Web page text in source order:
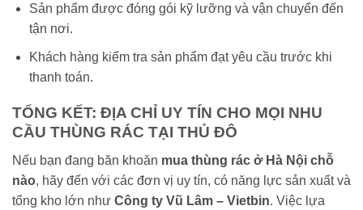
Sản phẩm được đóng gói kỹ lưỡng và vận chuyển đến
tận nơi.
Khách hàng kiểm tra sản phẩm đạt yêu cầu trước khi
thanh toán.
TỔNG KẾT: ĐỊA CHỈ UY TÍN CHO MỌI NHU
CẦU THÙNG RÁC TẠI THỦ ĐÔ
Nếu bạn đang băn khoăn mua thùng rác ở Hà Nội chỗ
nào, hãy đến với các đơn vị uy tín, có năng lực sản xuất và
tổng kho lớn như Công ty Vũ Lâm – Vietbin. Việc lựa